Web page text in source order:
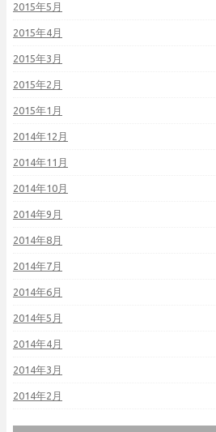
2015年5月
2015年4月
2015年3月
2015年2月
2015年1月
2014年12月
2014年11月
2014年10月
2014年9月
2014年8月
2014年7月
2014年6月
2014年5月
2014年4月
2014年3月
2014年2月